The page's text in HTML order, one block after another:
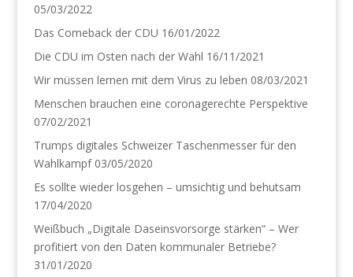
05/03/2022
Das Comeback der CDU 16/01/2022
Die CDU im Osten nach der Wahl 16/11/2021
Wir müssen lernen mit dem Virus zu leben 08/03/2021
Menschen brauchen eine coronagerechte Perspektive
07/02/2021
Trumps digitales Schweizer Taschenmesser für den
Wahlkampf 03/05/2020
Es sollte wieder losgehen – umsichtig und behutsam
17/04/2020
Weißbuch „Digitale Daseinsvorsorge stärken“ – Wer
profitiert von den Daten kommunaler Betriebe?
31/01/2020